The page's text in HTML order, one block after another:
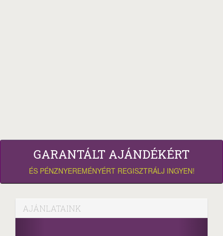
GARANTÁLT AJÁNDÉKÉRT
ÉS PÉNZNYEREMÉNYÉRT REGISZTRÁLJ INGYEN!
AJÁNLATAINK